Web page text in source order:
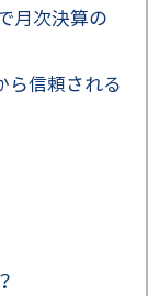
月次決算の
ら信頼される